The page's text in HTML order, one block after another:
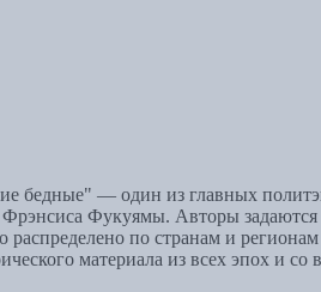
— один из главных
Фукуямы. Авторы задаются
по странам и
материала из всех эпох и